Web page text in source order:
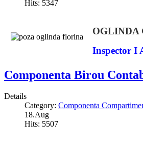
Hits: 5347
OGLINDA
Inspector I
Componenta Birou
Details
Category: Componenta
18.Aug
Hits: 5507